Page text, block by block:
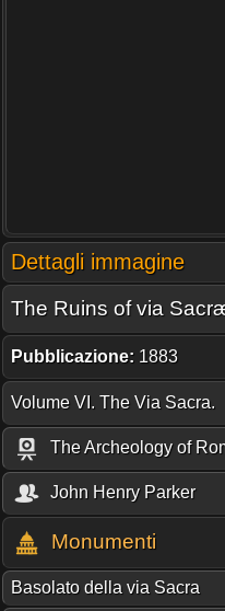
Dettagli immagine
The Ruins of via
Pubblicazione: 1883
Volume VI. The Via Sacra.
The Archeology of
John Henry Parker
Monumenti
Basolato della via Sacra